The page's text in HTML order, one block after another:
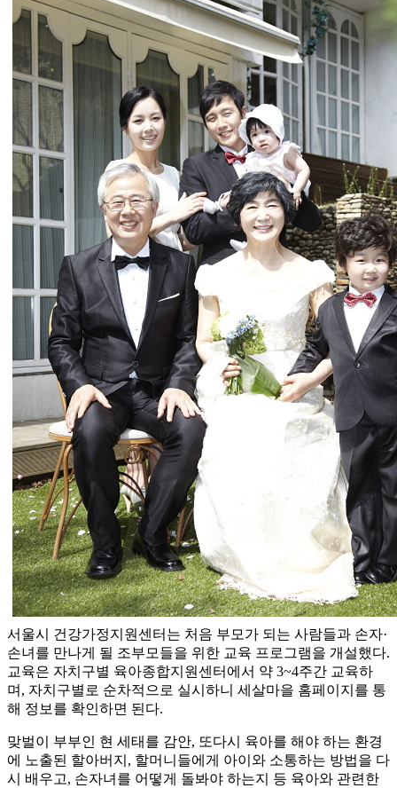
서울시 건강가정지원센터는 처음 부모가 되는 사람들과 손자·
손녀를 만나게 될 조부모들을 위한 교육 프로그램을 개설했다.
교육은 자치구별 육아종합지원센터에서 약 3~4주간 교육하
며, 자치구별로 순차적으로 실시하니 세살마을 홈페이지를 통
해 정보를 확인하면 된다.
맞벌이 부부인 현 세태를 감안, 또다시 육아를 해야 하는 환경
에 노출된 할아버지, 할머니들에게 아이와 소통하는 방법을 다
시 배우고, 손자녀를 어떻게 돌봐야 하는지 등 육아와 관련한